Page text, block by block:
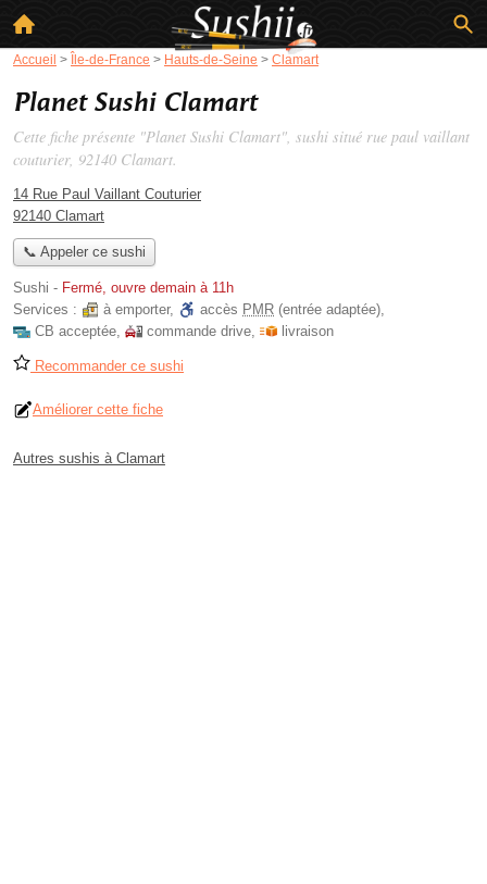
Accueil > Île-de-France > Hauts-de-Seine > Clamart
Planet Sushi Clamart
Cette fiche présente "Planet Sushi Clamart", sushi situé rue paul vaillant
couturier, 92140 Clamart.
14 Rue Paul Vaillant Couturier
92140 Clamart
📞 Appeler ce sushi
Sushi - Fermé, ouvre demain à 11h
Services :
à emporter, accès PMR (entrée adaptée),
CB acceptée, commande drive, livraison
Recommander ce sushi
Améliorer cette fiche
Autres sushis à Clamart